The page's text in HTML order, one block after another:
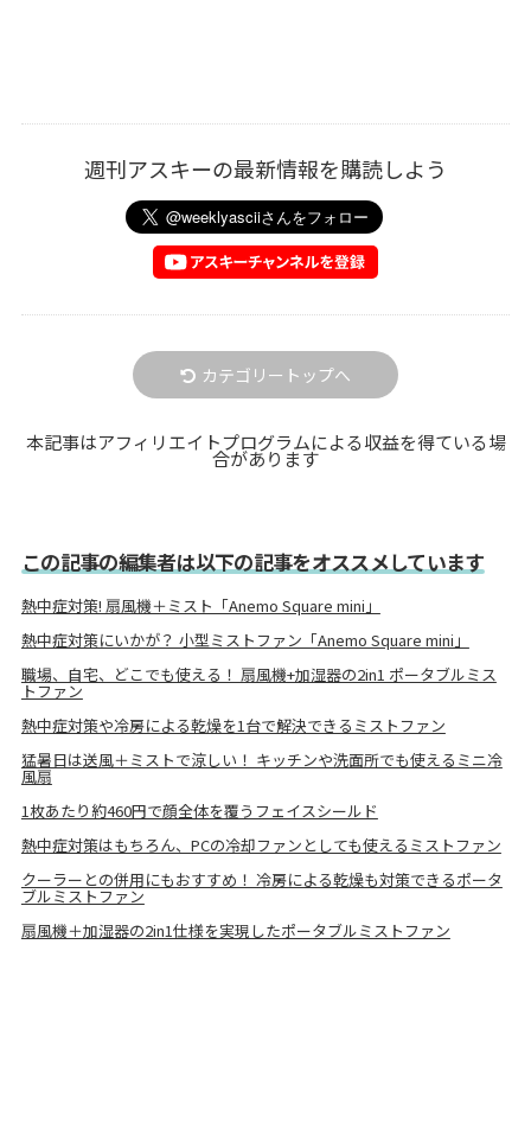
週刊アスキーの最新情報を購読しよう
カテゴリートップへ
本記事はアフィリエイトプログラムによる収益を得ている場
合があります
この記事の編集者は以下の記事をオススメしています
熱中症対策! 扇風機＋ミスト「Anemo Square mini」
熱中症対策にいかが？ 小型ミストファン「Anemo Square mini」
職場、自宅、どこでも使える！ 扇風機+加湿器の2in1 ポータブルミス
トファン
熱中症対策や冷房による乾燥を1台で解決できるミストファン
猛暑日は送風＋ミストで涼しい！ キッチンや洗面所でも使えるミニ冷
風扇
1枚あたり約460円で顔全体を覆うフェイスシールド
熱中症対策はもちろん、PCの冷却ファンとしても使えるミストファン
クーラーとの併用にもおすすめ！ 冷房による乾燥も対策できるポータ
ブルミストファン
扇風機＋加湿器の2in1仕様を実現したポータブルミストファン